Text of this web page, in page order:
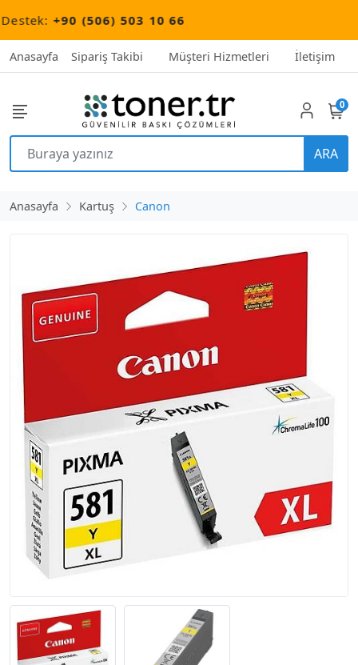
+90 (506) 503 10 66
Anasayfa Sipariş Takibi Müşteri Hizmetleri İletişim
ARA
0
Anasayfa Kartuş Canon